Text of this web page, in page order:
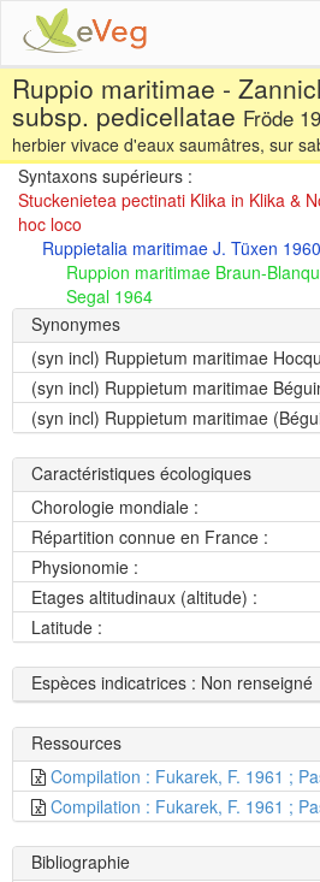
Ruppio maritimae -
subsp. pedicellatae Fröde
herbier vivace d'eaux saumâtres, sur
Syntaxons supérieurs :
Stuckenietea pectinati Klika in Klika &
hoc loco
Ruppietalia maritimae J. Tüxen
Ruppion maritimae Braun-
Segal 1964
Synonymes
(syn incl) Ruppietum maritimae
(syn incl) Ruppietum maritimae
(syn incl) Ruppietum maritimae
Caractéristiques écologiques
Chorologie mondiale :
Répartition connue en France :
Physionomie :
Etages altitudinaux (altitude) :
Latitude :
Espèces indicatrices : Non renseigné
Ressources
Compilation : Fukarek, F. 1961 ;
Compilation : Fukarek, F. 1961 ;
Bibliographie